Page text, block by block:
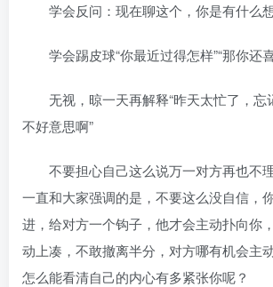
学会反问：现在聊这个，你是有什么
学会踢皮球“你最近过得怎样”“那你还
无视，晾一天再解释“昨天太忙了，忘
不好意思啊”
不要担心自己这么说万一对方再也不
一直和大家强调的是，不要这么没自信，
进，给对方一个钩子，他才会主动扑向你
动上凑，不敢撤离半分，对方哪有机会主
怎么能看清自己的内心有多紧张你呢？